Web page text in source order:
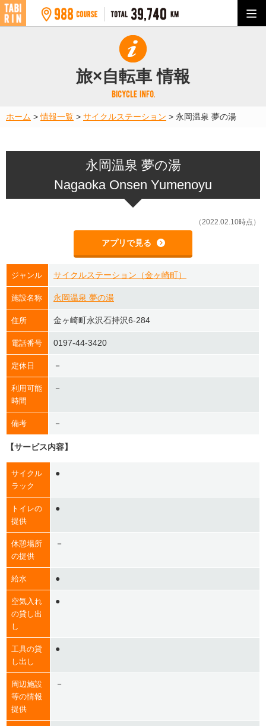
旅×自転車 情報
ホーム >情報一覧 > サイクルステーション > 永岡温泉 夢の湯
永岡温泉 夢の湯
Nagaoka Onsen Yumenoyu
（2022.02.10時点）
アプリで見る
ジャンル サイクルステーション（金ヶ崎町）
施設名称 永岡温泉 夢の湯
住所 金ヶ崎町永沢石持沢6-284
電話番号 0197-44-3420
定休日 －
利用可能
時間
－
備考 －
【サービス内容】
サイクル
ラック
●
トイレの
提供
●
休憩場所
の提供
－
給水 ●
空気入れ
の貸し出
し
●
工具の貸
し出し
●
周辺施設
等の情報
提供
－